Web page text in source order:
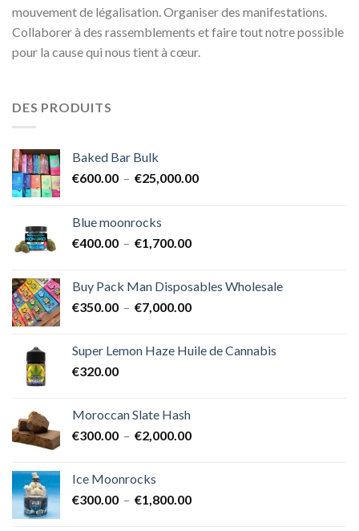
mouvement de légalisation. Organiser des manifestations.
Collaborer à des rassemblements et faire tout notre possible
pour la cause qui nous tient à cœur.
DES PRODUITS
Baked Bar Bulk
€600.00 – €25,000.00Plage
Blue moonrocks
€400.00 – €1,700.00Plage
€400.00
à
Buy Pack Man Disposables Wholesale
€350.00 – €7,000.00Plage
€350.00
Super Lemon Haze Huile de Cannabis
€320.00
Moroccan Slate Hash
€300.00 – €2,000.00Plage
à
Ice Moonrocks
€300.00 – €1,800.00Plage